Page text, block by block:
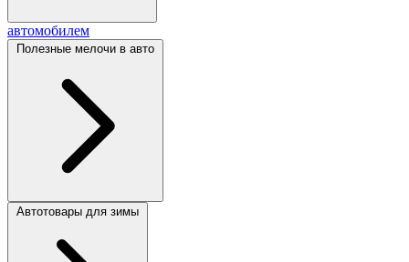
автомобилем
Полезные мелочи в авто
Автотовары для зимы